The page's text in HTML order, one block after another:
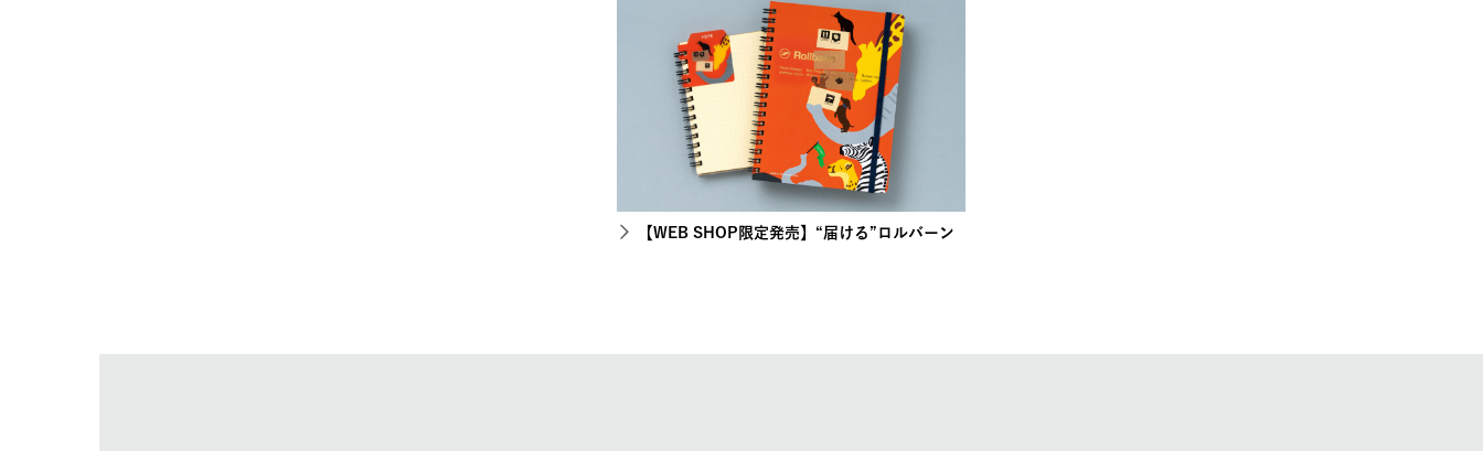
【WEB SHOP限定発売】“届ける”ロルバーン